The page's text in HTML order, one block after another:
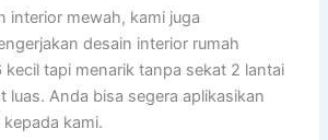
interior mewah, kami juga
desain interior rumah
tapi menarik tanpa sekat 2 lantai
luas. Anda bisa segera aplikasikan
kami.